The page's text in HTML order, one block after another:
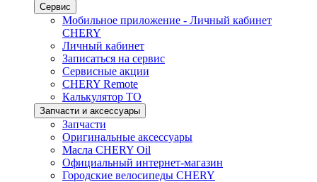
Сервис
Мобильное приложение - Личный кабинет
CHERY
Личный кабинет
Записаться на сервис
Сервисные акции
CHERY Remote
Калькулятор ТО
Запчасти и аксессуары
Запчасти
Оригинальные аксессуары
Масла CHERY Oil
Официальный интернет-магазин
Городские велосипеды CHERY